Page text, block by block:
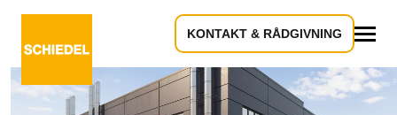
KONTAKT & RÅDGIVNING